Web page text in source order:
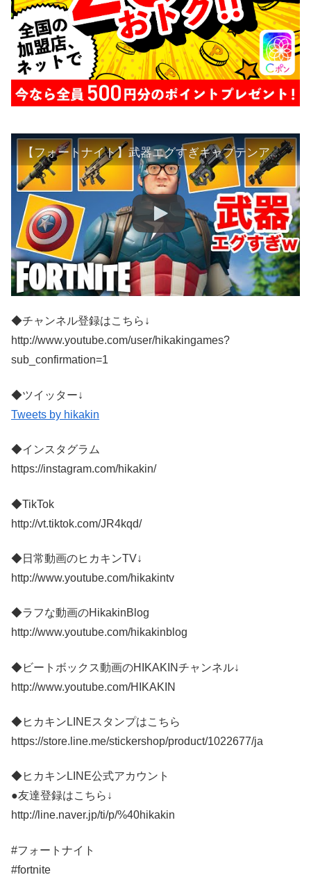
【フォートナイト】武器エグすぎキャプテンアメリカwww【ヒカキンゲームズ】【FORTNITE】
◆チャンネル登録はこちら↓
http://www.youtube.com/user/hikakingames?
sub_confirmation=1
◆ツイッター↓
Tweets by hikakin
◆インスタグラム
https://instagram.com/hikakin/
◆TikTok
http://vt.tiktok.com/JR4kqd/
◆日常動画のヒカキンTV↓
http://www.youtube.com/hikakintv
◆ラフな動画のHikakinBlog
http://www.youtube.com/hikakinblog
◆ビートボックス動画のHIKAKINチャンネル↓
http://www.youtube.com/HIKAKIN
◆ヒカキンLINEスタンプはこちら
https://store.line.me/stickershop/product/1022677/ja
◆ヒカキンLINE公式アカウント
●友達登録はこちら↓
http://line.naver.jp/ti/p/%40hikakin
#フォートナイト
#fortnite